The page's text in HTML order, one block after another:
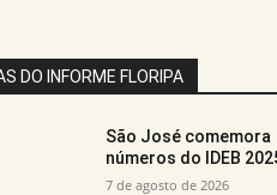
DO INFORME FLORIPA
São José comemora
números do IDEB
7 de agosto de 2026